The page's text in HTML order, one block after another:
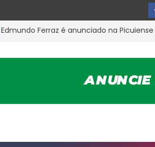
Ferraz é anunciado na Picuiense para